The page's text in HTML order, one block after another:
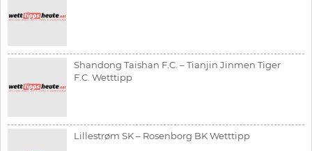
Shandong Taishan F.C. – Tianjin Jinmen Tiger
F.C. Wetttipp
Lillestrøm SK – Rosenborg BK Wetttipp